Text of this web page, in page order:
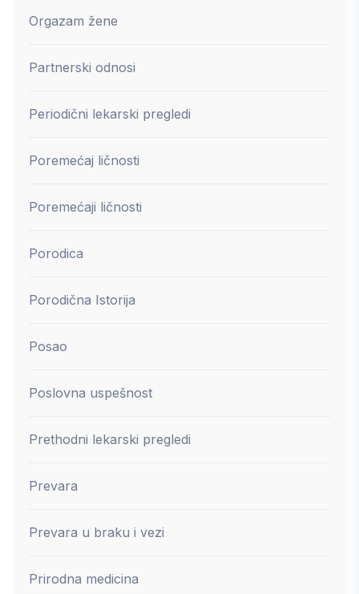
Orgazam žene
Partnerski odnosi
Periodični lekarski pregledi
Poremećaj ličnosti
Poremećaji ličnosti
Porodica
Porodična Istorija
Posao
Poslovna uspešnost
Prethodni lekarski pregledi
Prevara
Prevara u braku i vezi
Prirodna medicina